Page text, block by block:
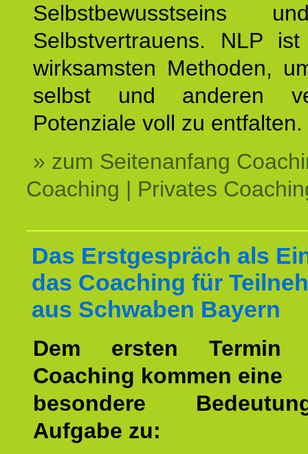
Selbstbewusstseins
Selbstvertrauens. NLP
wirksamsten Methoden,
selbst und anderen
Potenziale voll zu entfalten.
» zum Seitenanfang
Coaching | Privates
Das Erstgespräch als
das Coaching für
aus Schwaben Bayern
Dem ersten
Coaching kommen eine
besondere
Aufgabe zu: